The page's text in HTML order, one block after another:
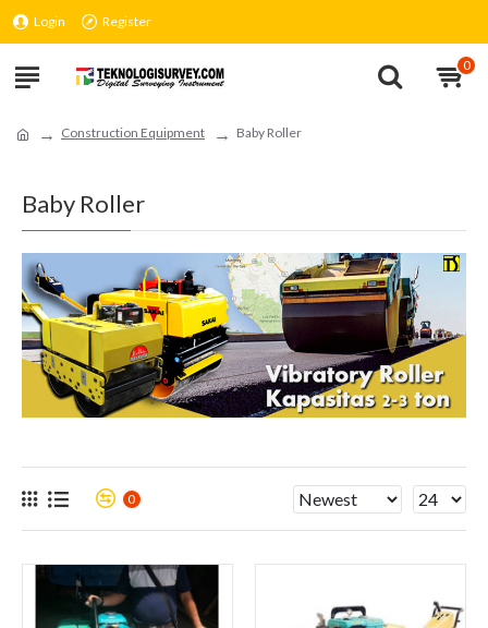
Login Register
0
Construction Equipment Baby Roller
Baby Roller
0